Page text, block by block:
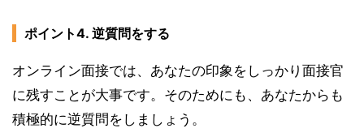
ポイント4. 逆質問をする
オンライン面接では、あなたの印象をしっかり面接官
に残すことが大事です。そのためにも、あなたからも
積極的に逆質問をしましょう。